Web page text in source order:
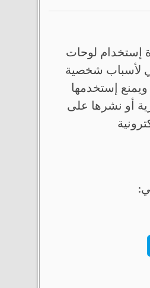
إستخدام لوحات
لأسباب شخصية
ويمنع إستخدمها
أو نشرها على